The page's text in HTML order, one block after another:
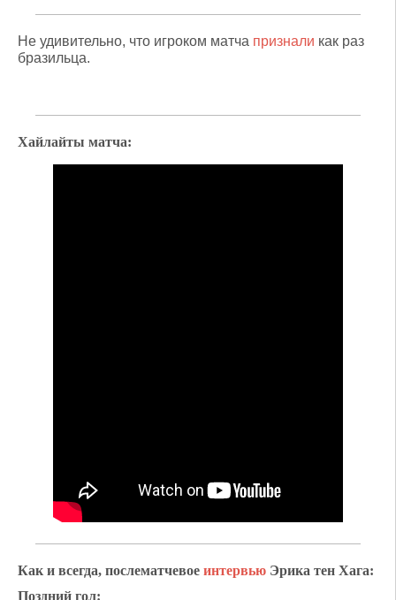
Не удивительно, что игроком матча признали как раз
бразильца.
Хайлайты матча:
Как и всегда, послематчевое интервью Эрика тен Хага:
Поздний гол: